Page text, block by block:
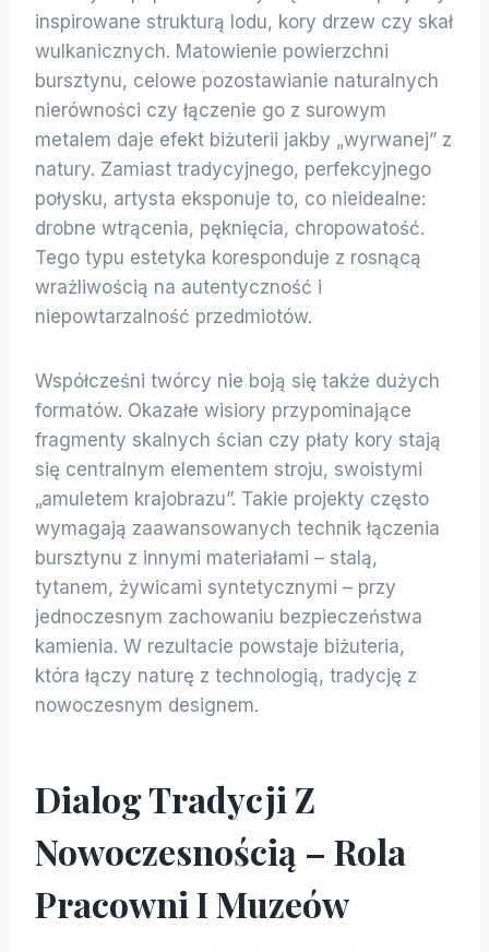
inspirowane strukturą lodu, kory drzew czy skał
wulkanicznych. Matowienie powierzchni
bursztynu, celowe pozostawianie naturalnych
nierówności czy łączenie go z surowym
metalem daje efekt biżuterii jakby „wyrwanej” z
natury. Zamiast tradycyjnego, perfekcyjnego
połysku, artysta eksponuje to, co nieidealne:
drobne wtrącenia, pęknięcia, chropowatość.
Tego typu estetyka koresponduje z rosnącą
wrażliwością na autentyczność i
niepowtarzalność przedmiotów.
Współcześni twórcy nie boją się także dużych
formatów. Okazałe wisiory przypominające
fragmenty skalnych ścian czy płaty kory stają
się centralnym elementem stroju, swoistymi
„amuletem krajobrazu”. Takie projekty często
wymagają zaawansowanych technik łączenia
bursztynu z innymi materiałami – stalą,
tytanem, żywicami syntetycznymi – przy
jednoczesnym zachowaniu bezpieczeństwa
kamienia. W rezultacie powstaje biżuteria,
która łączy naturę z technologią, tradycję z
nowoczesnym designem.
Dialog Tradycji Z
Nowoczesnością – Rola
Pracowni I Muzeów